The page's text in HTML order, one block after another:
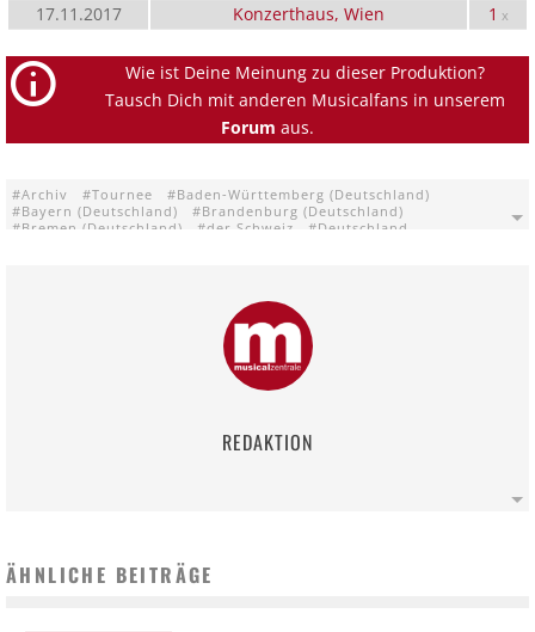
17.11.2017 Konzerthaus, Wien 1 x
Wie ist Deine Meinung zu dieser Produktion?
Tausch Dich mit anderen Musicalfans in unserem
Forum aus.
Archiv Tournee
Baden-Württemberg (Deutschland)
Bayern (Deutschland)
Brandenburg (Deutschland)
Bremen (Deutschland)
der Schweiz
Deutschland
Weimar Wien
Ute Lemper: Last Tango in Berlin
Alter Speicher Ebersberg
Fondation Beyeler Riehen
Konzerthaus Wien
Metropol Theater Bremen
Opernhaus Magdeburg
REDAKTION
ÄHNLICHE BEITRÄGE